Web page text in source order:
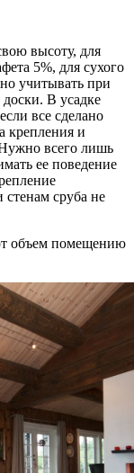
высоту, для
5%, для сухого
учитывать при
В усадке
все сделано
крепления и
всего лишь
ее поведение
сруба не
объем помещению